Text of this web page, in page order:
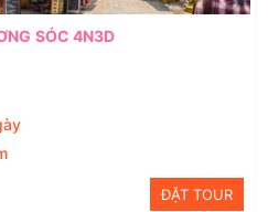
SÓC 4N3D
ĐẶT TOUR